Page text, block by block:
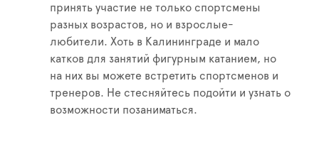
принять участие не только спортсмены
разных возрастов, но и взрослые-
любители. Хоть в Калининграде и мало
катков для занятий фигурным катанием, но
на них вы можете встретить спортсменов и
тренеров. Не стесняйтесь подойти и узнать о
возможности позаниматься.